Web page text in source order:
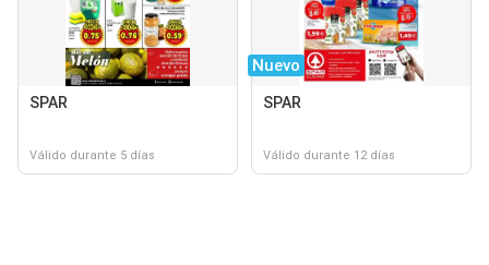
SPAR
Válido durante 5 días
Nuevo
SPAR
Válido durante 12 días